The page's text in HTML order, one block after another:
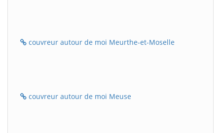
couvreur autour de moi Meurthe-et-Moselle
couvreur autour de moi Meuse